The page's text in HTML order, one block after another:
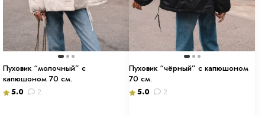
Пуховик “молочный” с
капюшоном 70 см.
5.0 2
Пуховик “чёрный” с капюшоном
70 см.
5.0 2